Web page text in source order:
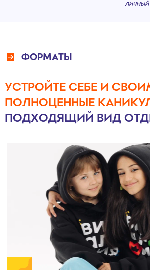
территории лагеря в распоряжении гостей:
исследователей и путешественников!